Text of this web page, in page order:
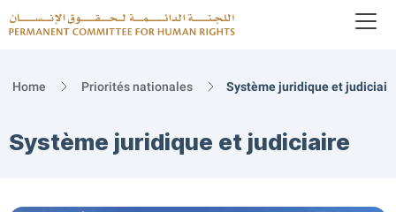
Home Priorités nationales Système juridique et
Système juridique et judiciaire